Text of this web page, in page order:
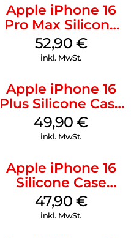
Apple iPhone 16
Pro Max Silicone
Case MagSafe
Ultramarine
52,90 €
inkl. MwSt.
Apple iPhone 16
Plus Silicone Case
MagSafe Lake
Green
49,90€
inkl. MwSt.
Apple iPhone 16
Silicone Case
MagSafe Fuchsia
47,90 €
inkl. MwSt.